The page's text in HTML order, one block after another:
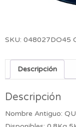
SKU: 048027DO45
Descripción
Descripción
Nombre Antiguo: